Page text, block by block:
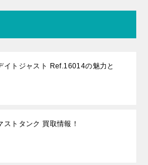
イトジャスト Ref.16014の魅力と
ストタンク 買取情報！